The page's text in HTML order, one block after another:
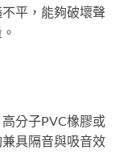
平，能夠破壞聲
分子PVC橡膠或
具隔音與吸音效